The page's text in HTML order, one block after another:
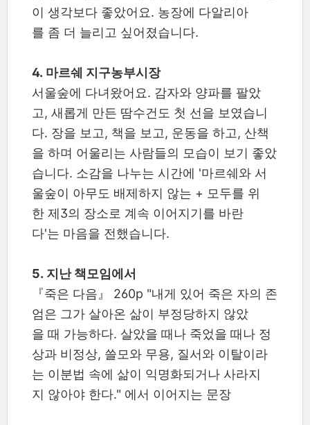
이 생각보다 좋았어요. 농장에 다알리아
를 좀 더 늘리고 싶어졌습니다.
4. 마르쉐 지구농부시장
서울숲에 다녀왔어요. 감자와 양파를 팔았
고, 새롭게 만든 땀수건도 첫 선을 보였습니
다. 장을 보고, 책을 보고, 운동을 하고, 산책
을 하며 어울리는 사람들의 모습이 보기 좋았
습니다. 소감을 나누는 시간에 '마르쉐와 서
울숲이 아무도 배제하지 않는 + 모두를 위
한 제3의 장소로 계속 이어지기를 바란
다'는 마음을 전했습니다.
5. 지난 책모임에서
『죽은 다음』 260p "내게 있어 죽은 자의 존
엄은 그가 살아온 삶이 부정당하지 않았
을 때 가능하다. 살았을 때나 죽었을 때나 정
상과 비정상, 쓸모와 무용, 질서와 이탈이라
는 이분법 속에 삶이 익명화되거나 사라지
지 않아야 한다." 에서 이어지는 문장